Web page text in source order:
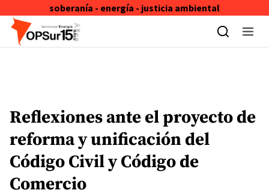
soberanía - energía - justicia ambiental
Skip to content
Reflexiones ante el proyecto de
reforma y unificación del
Código Civil y Código de
Comercio